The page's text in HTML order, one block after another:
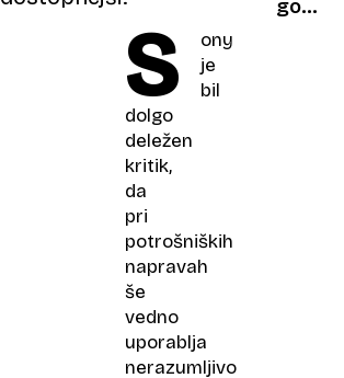
S
ony
je
bil
dolgo
deležen
kritik,
da
pri
potrošniških
napravah
še
vedno
uporablja
nerazumljivo
golega